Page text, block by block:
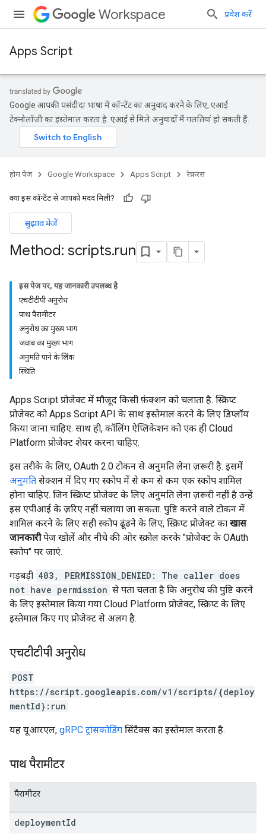
Workspace प्रवेश करें
Apps Script
Google आपकी पसंदीदा भाषा में कॉन्टेंट का अनुवाद करने के लिए, एआई
टेक्नोलॉजी का इस्तेमाल करता है. एआई से मिले अनुवादों में गलतियां हो सकती हैं.
होम पेज Google Workspace Apps Script रेफ़रंस
क्या इस कॉन्टेंट से आपको मदद मिली?
सुझाव भेजें
Method: scripts.run
इस पेज पर, यह जानकारी उपलब्ध है
एचटीटीपी अनुरोध
पाथ पैरामीटर
अनुरोध का मुख्य भाग
जवाब का मुख्य भाग
अनुमति पाने के लिंक
स्थिति
Apps Script प्रोजेक्ट में मौजूद किसी फ़ंक्शन को चलाता है. स्क्रिप्ट
प्रोजेक्ट को Apps Script API के साथ इस्तेमाल करने के लिए डिप्लॉय
किया जाना चाहिए. साथ ही, कॉलिंग ऐप्लिकेशन को एक ही Cloud
Platform प्रोजेक्ट शेयर करना चाहिए.
इस तरीके के लिए, OAuth 2.0 टोकन से अनुमति लेना ज़रूरी है. इसमें
अनुमति सेक्शन में दिए गए स्कोप में से कम से कम एक स्कोप शामिल
होना चाहिए. जिन स्क्रिप्ट प्रोजेक्ट के लिए अनुमति लेना ज़रूरी नहीं है उन्हें
इस एपीआई के ज़रिए नहीं चलाया जा सकता. पुष्टि करने वाले टोकन में
शामिल करने के लिए सही स्कोप ढूंढने के लिए, स्क्रिप्ट प्रोजेक्ट का खास
जानकारीपेज खोलें और नीचे की ओर स्क्रोल करके "प्रोजेक्ट के OAuth
स्कोप" पर जाएं.
गड़बड़ी 403, PERMISSION_DENIED: The caller does
not have permission से पता चलता है कि अनुरोध की पुष्टि करने
के लिए इस्तेमाल किया गया Cloud Platform प्रोजेक्ट, स्क्रिप्ट के लिए
इस्तेमाल किए गए प्रोजेक्ट से अलग है.
एचटीटीपी अनुरोध
POST
https://script.googleapis.com/v1/scripts/{deploy
mentId}:run
यह यूआरएल, gRPC ट्रांसकोडिंग सिंटैक्स का इस्तेमाल करता है.
पाथ पैरामीटर
पैरामीटर
deploymentId